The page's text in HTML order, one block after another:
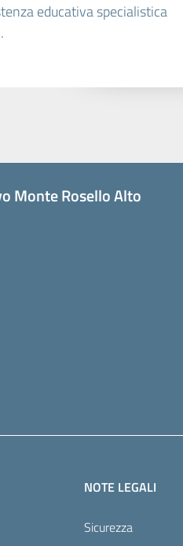
educativa specialistica
Monte Rosello Alto
NOTE LEGALI
Sicurezza